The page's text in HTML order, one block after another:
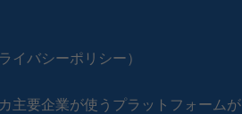
イバシーポリシー）
主要企業が使うプラットフォームが